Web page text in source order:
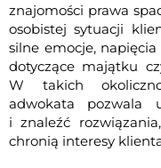
znajomości prawa
osobistej sytuacji
silne emocje,
dotyczące majątku
W takich
adwokata pozwala
i znaleźć
chronią interesy